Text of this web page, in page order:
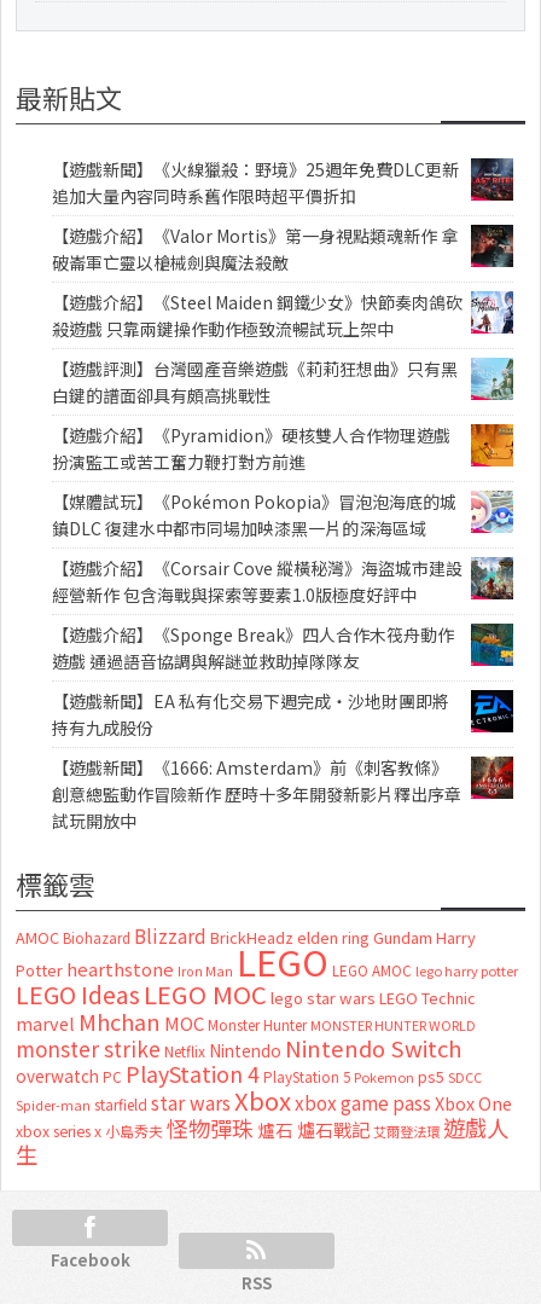
最新貼文
【遊戲新聞】《火線獵殺：野境》25週年免費DLC更新
追加大量內容同時系舊作限時超平價折扣
【遊戲介紹】《Valor Mortis》第一身視點類魂新作 拿
破崙軍亡靈以槍械劍與魔法殺敵
【遊戲介紹】《Steel Maiden 鋼鐵少女》快節奏肉鴿砍
殺遊戲 只靠兩鍵操作動作極致流暢試玩上架中
【遊戲評測】台灣國產音樂遊戲《莉莉狂想曲》只有黑
白鍵的譜面卻具有頗高挑戰性
【遊戲介紹】《Pyramidion》硬核雙人合作物理遊戲
扮演監工或苦工奮力鞭打對方前進
【媒體試玩】《Pokémon Pokopia》冒泡泡海底的城
鎮DLC 復建水中都市同場加映漆黑一片的深海區域
【遊戲介紹】《Corsair Cove 縱橫秘灣》海盜城市建設
經營新作 包含海戰與探索等要素1.0版極度好評中
【遊戲介紹】《Sponge Break》四人合作木筏舟動作
遊戲 通過語音協調與解謎並救助掉隊隊友
【遊戲新聞】EA 私有化交易下週完成・沙地財團即將
持有九成股份
【遊戲新聞】《1666: Amsterdam》前《刺客教條》
創意總監動作冒險新作 歷時十多年開發新影片釋出序章
試玩開放中
標籤雲
AMOC Biohazard Blizzard BrickHeadz elden ring Gundam Harry
Potter hearthstone Iron Man LEGO LEGO AMOC lego harry potter
LEGO Ideas LEGO MOC lego star wars LEGO Technic
marvel Mhchan MOC Monster Hunter MONSTER HUNTER WORLD
monster strike Netflix Nintendo Nintendo Switch
overwatch PC PlayStation 4 PlayStation 5 Pokemon ps5 SDCC
Spider-man starfield star warsXboxxbox game passXbox One
xbox series x 小島秀夫怪物彈珠 爐石 爐石戰記艾爾登法環 遊戲人
生
Facebook
RSS